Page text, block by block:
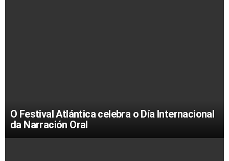
O Festival Atlántica celebra o Día Internacional
da Narración Oral